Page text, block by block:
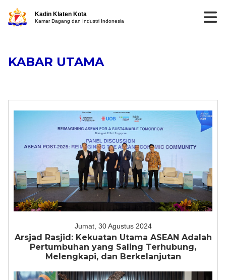
Kadin Klaten Kota
Kamar Dagang dan Industri Indonesia
KABAR UTAMA
Jumat, 30 Agustus 2024
Arsjad Rasjid: Kekuatan Utama ASEAN Adalah
Pertumbuhan yang Saling Terhubung,
Melengkapi, dan Berkelanjutan